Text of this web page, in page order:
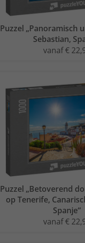
Puzzel „Panoramisch
Sebastian,
vanaf €
Puzzel „Betoverend
op Tenerife,
Spanje“
vanaf €